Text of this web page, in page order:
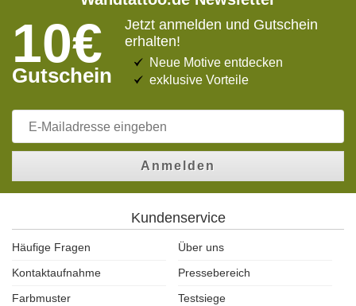
10€
Gutschein
Jetzt anmelden und Gutschein
erhalten!
Neue Motive entdecken
exklusive Vorteile
Anmelden
Kundenservice
Häufige Fragen
Über uns
Kontaktaufnahme
Pressebereich
Farbmuster
Testsiege